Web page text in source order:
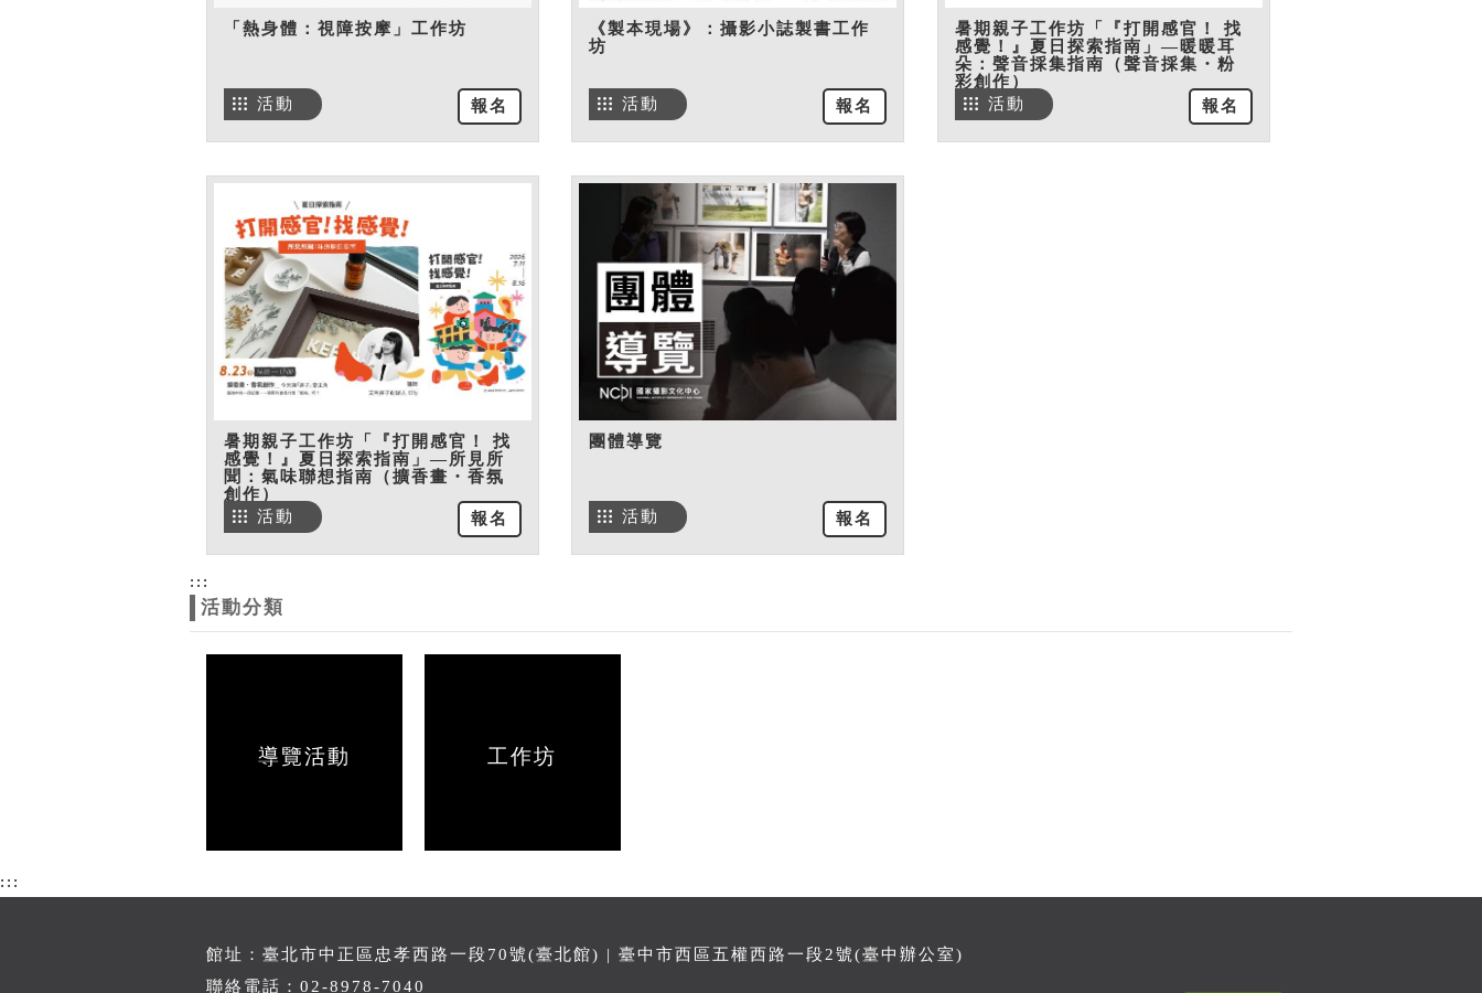
「熱身體：視障按摩」工作坊
報名
活動
《製本現場》：攝影小誌製書工作
坊
報名
活動
暑期親子工作坊「『打開感官！ 找
感覺！』夏日探索指南」—暖暖耳
朵：聲音採集指南（聲音採集・粉
彩創作）
報名
活動
暑期親子工作坊「『打開感官！ 找
感覺！』夏日探索指南」—所見所
聞：氣味聯想指南（擴香畫・香氛
創作）
報名
活動
團體導覽
報名
活動
:::
活動分類
導覽活動 工作坊
:::
館址：臺北市中正區忠孝西路一段70號(臺北館) | 臺中市西區五權西路一段2號(臺中辦公室)
聯絡電話：02-8978-7040